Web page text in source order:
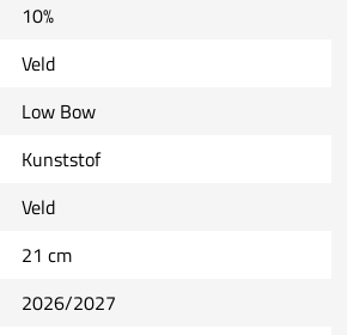
10%
Veld
Low Bow
Kunststof
Veld
21 cm
2026/2027